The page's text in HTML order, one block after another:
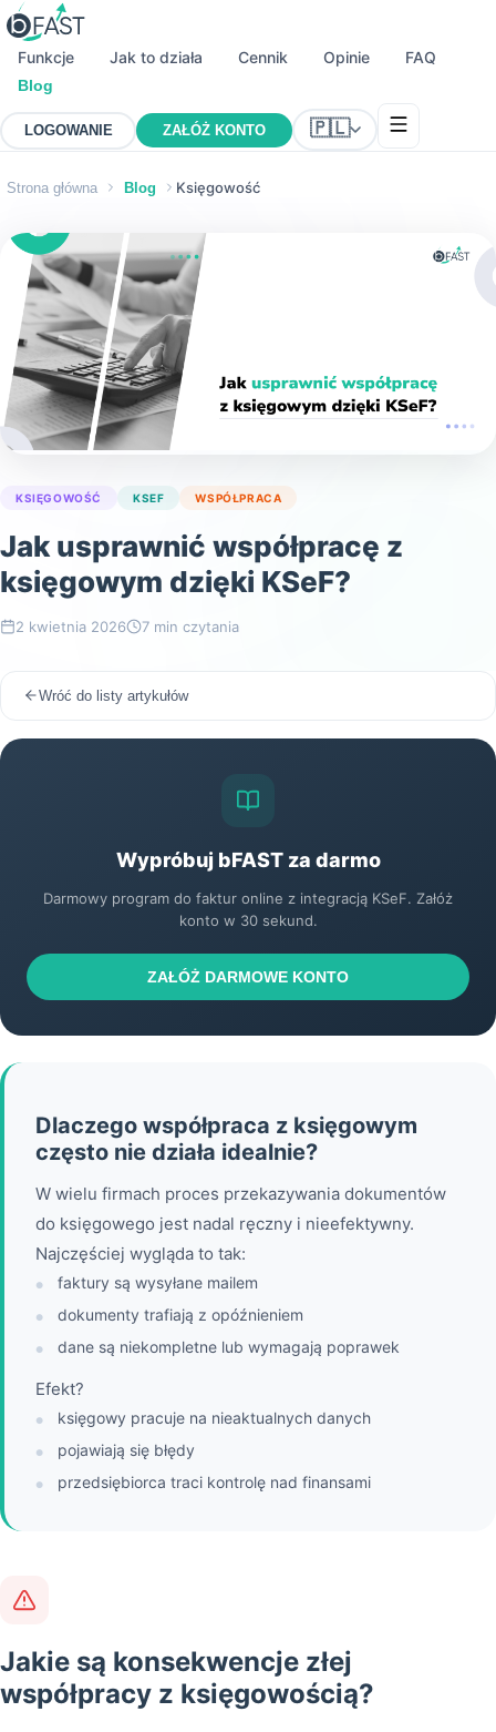
Funkcje Jak to działa Cennik Opinie FAQ
Blog
LOGOWANIE ZAŁÓŻ KONTO 🇵🇱
Strona główna Blog Księgowość
KSIĘGOWOŚĆ KSEF WSPÓŁPRACA
Jak usprawnić współpracę z
księgowym dzięki KSeF?
2 kwietnia 2026 7 min czytania
Dlaczego współpraca z księgowym
często nie działa idealnie?
W wielu firmach proces przekazywania dokumentów
do księgowego jest nadal ręczny i nieefektywny.
Najczęściej wygląda to tak:
● faktury są wysyłane mailem
● dokumenty trafiają z opóźnieniem
● dane są niekompletne lub wymagają poprawek
Efekt?
● księgowy pracuje na nieaktualnych danych
● pojawiają się błędy
● przedsiębiorca traci kontrolę nad finansami
Jakie są konsekwencje złej
współpracy z księgowością?
Wróć do listy artykułów
Wypróbuj bFAST za darmo
Darmowy program do faktur online z integracją KSeF. Załóż
konto w 30 sekund.
ZAŁÓŻ DARMOWE KONTO